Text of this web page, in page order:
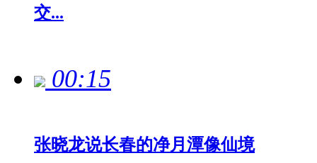
交...
00:15
张晓龙说长春的净月潭像仙境